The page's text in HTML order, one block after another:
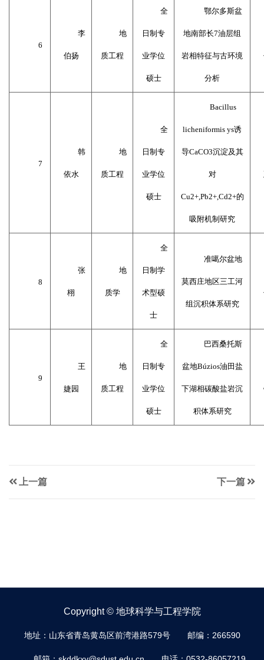
6
李
伯扬
地
质工程
全
日制专
业学位
硕士
鄂尔多斯盆
地南部长7油层组
岩相特征与古环境
分析
7
韩
依水
地
质工程
全
日制专
业学位
硕士
Bacillus
licheniformis ys诱
导CaCO3沉淀及其
对
Cu2+,Pb2+,Cd2+的
吸附机制研究
8
张
栩
地
质学
全
日制学
术型硕
士
准噶尔盆地
莫西庄地区三工河
组沉积体系研究
9
王
婕园
地
质工程
全
日制专
业学位
硕士
巴西桑托斯
盆地Búzios油田盐
下湖相碳酸盐岩沉
积体系研究
上一篇 下一篇
Copyright © 地球科学与工程学院
地址：山东省青岛黄岛区前湾港路579号 邮编：266590